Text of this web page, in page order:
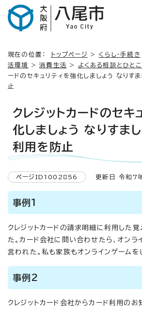
現在の位置： トップページ > くらし・手続き
活環境
>消費生活 > よくある相談とひと
ードのセキュリティを強化しましょう なりす
止
クレジットカードのセキ
化しましょう なりすま
利用を防止
ページID1002856 更新日 令和7
事例1
クレジットカードの請求明細に利用した
た。カード会社に問い合わせたら、オンラ
言われた。私も家族もオンラインゲームを
事例2
クレジットカード会社からカード利用の